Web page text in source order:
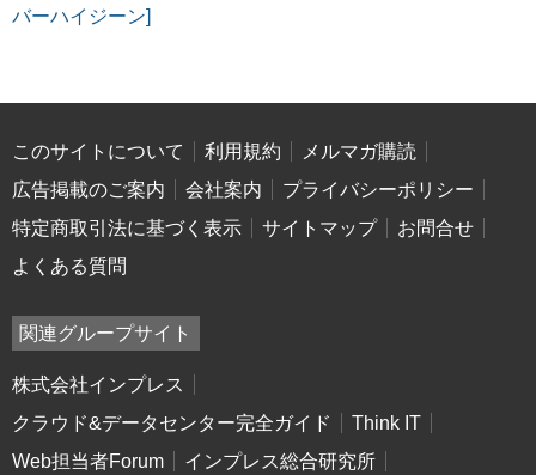
バーハイジーン]
このサイトについて 利用規約
メルマガ購読
広告掲載のご案内
会社案内
プライバシーポリシー
特定商取引法に基づく表示
サイトマップ
お問合せ
よくある質問
関連グループサイト
株式会社インプレス
クラウド&データセンター完全ガイド
Think IT
Web担当者Forum
インプレス総合研究所